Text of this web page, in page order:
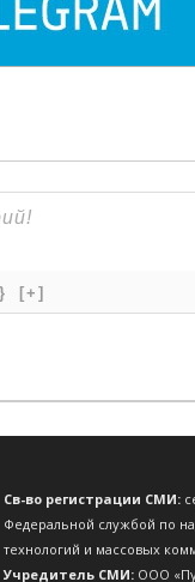
[+]
Св-во регистрации СМИ:
Федеральной службой по
технологий и массовых
Учредитель СМИ: ООО